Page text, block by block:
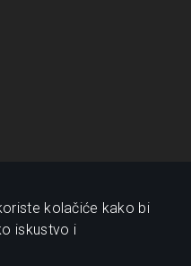
kolačiće kako bi
iskustvo i